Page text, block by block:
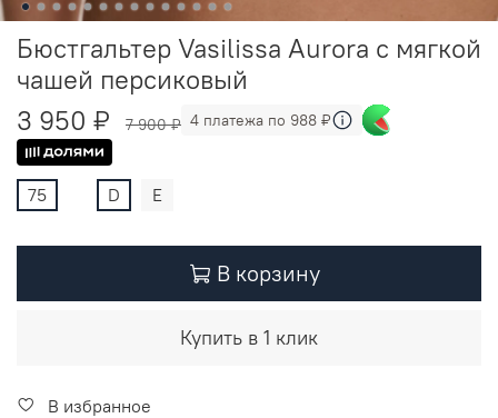
Бюстгальтер Vasilissa Aurora с мягкой
чашей персиковый
3 950 ₽
7 900 ₽ 4 платежа по 988 ₽
75 D E
В корзину
Купить в 1 клик
В избранное